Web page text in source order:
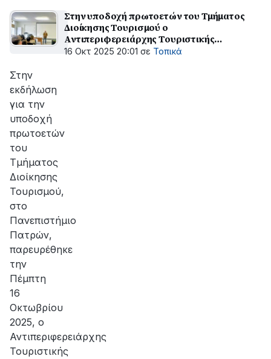
Στην υποδοχή πρωτοετών του Τμήματος
Διοίκησης Τουρισμού ο
Αντιπεριφερειάρχης Τουριστικής
Ανάπτυξης, Πάνος Σακελλαρόπουλος
16 Οκτ 2025 20:01 σε Τοπικά
Στην
εκδήλωση
για την
υποδοχή
πρωτοετών
του
Τμήματος
Διοίκησης
Τουρισμού,
στο
Πανεπιστήμιο
Πατρών,
παρευρέθηκε
την
Πέμπτη
16
Οκτωβρίου
2025, ο
Αντιπεριφερειάρχης
Τουριστικής